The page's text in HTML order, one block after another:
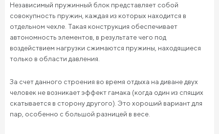
Независимый пружинный блок представляет собой
совокупность пружин, каждая из которых находится в
отдельном чехле. Такая конструкция обеспечивает
автономность элементов, в результате чего под
воздействием нагрузки сжимаются пружины, находящиеся
только в области давления.
За счет данного строения во время отдыха на диване двух
человек не возникает эффект гамака (когда один из спящих
скатывается в сторону другого). Это хороший вариант для
пар, особенно с большой разницей в весе.